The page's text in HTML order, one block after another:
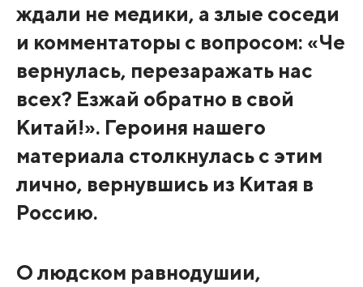
ждали не медики, а злые соседи
и комментаторы с вопросом: «Че
вернулась, перезаражать нас
всех? Езжай обратно в свой
Китай!». Героиня нашего
материала столкнулась с этим
лично, вернувшись из Китая в
Россию.
О людском равнодушии,